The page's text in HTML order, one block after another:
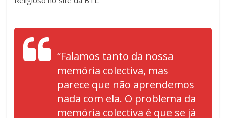
“Falamos tanto da nossa
memória colectiva, mas
parece que não aprendemos
nada com ela. O problema da
memória colectiva é que se já